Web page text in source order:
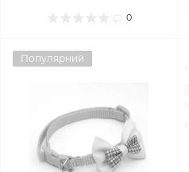
0
Популярний